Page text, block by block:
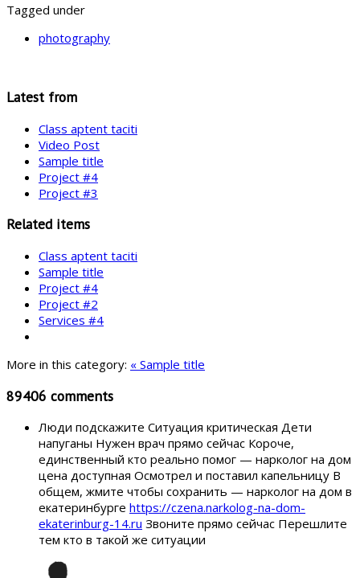
Tagged under
photography
Latest from
Class aptent taciti
Video Post
Sample title
Project #4
Project #3
Related items
Class aptent taciti
Sample title
Project #4
Project #2
Services #4
More in this category: « Sample title
89406 comments
Люди подскажите Ситуация критическая Дети
напуганы Нужен врач прямо сейчас Короче,
единственный кто реально помог — нарколог на дом
цена доступная Осмотрел и поставил капельницу В
общем, жмите чтобы сохранить — нарколог на дом в
екатеринбурге https://czena.narkolog-na-dom-
ekaterinburg-14.ru Звоните прямо сейчас Перешлите
тем кто в такой же ситуации